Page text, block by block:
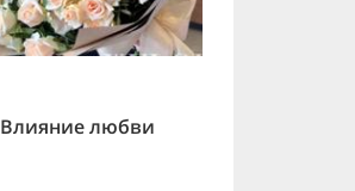
Влияние любви